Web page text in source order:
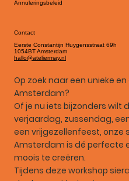
Annuleringsbeleid
Contact
Eerste Constantijn Huygensstraat 69h
1054BT Amsterdam
hallo@ateliermay.nl
Op zoek naar een unieke
Amsterdam?
Of je nu iets bijzonders wilt
verjaardag, zussendag,
een vrijgezellenfeest, onze
Amsterdam is dé perfecte
moois te creëren.
Tijdens deze workshop